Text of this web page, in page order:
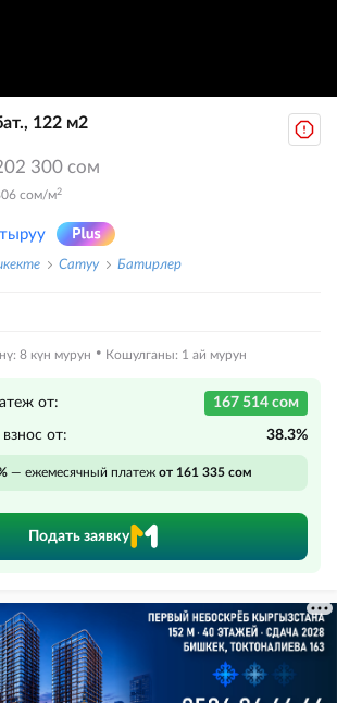
122 м2
300 сом
сом/м2
Сатуу Батирлер
8 күн мурун · Кошулганы: 1 ай мурун
от: 167 514 сом
от: 38.3%
— ежемесячный платеж от 161 335 сом
Подать заявку